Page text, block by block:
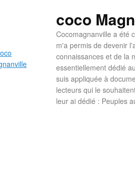
coco
Cocomagnanville a été
m'a permis de devenir
connaissances et de la
essentiellement dédié
suis appliquée à
lecteurs qui le
leur ai dédié : Peuples